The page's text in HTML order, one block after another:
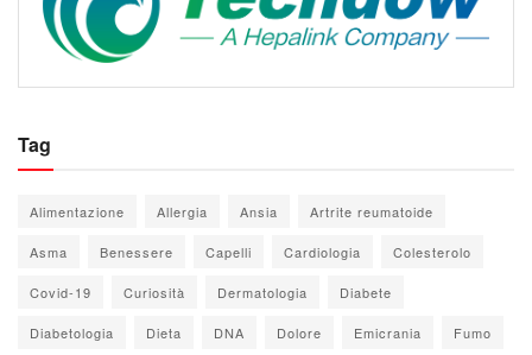
Tag
Alimentazione Allergia Ansia Artrite reumatoide
Asma Benessere Capelli Cardiologia Colesterolo
Covid-19 Curiosità Dermatologia Diabete
Diabetologia Dieta DNA Dolore Emicrania Fumo